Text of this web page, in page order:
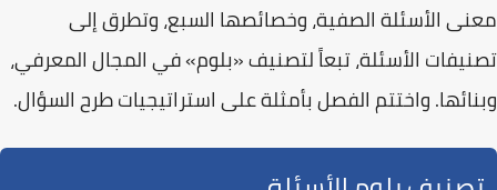
معنى الأسئلة الصفية، وخصائصها السبع، وتطرق إلى
تصنيفات الأسئلة، تبعاً لتصنيف «بلوم» في المجال المعرفي،
وبنائها. واختتم الفصل بأمثلة على استراتيجيات طرح السؤال.